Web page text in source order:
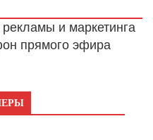
и маркетинга
прямого эфира